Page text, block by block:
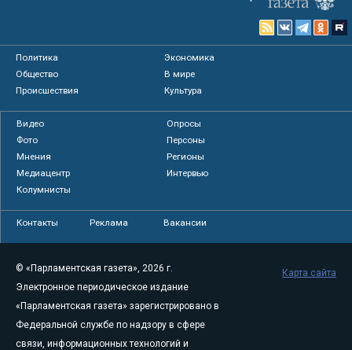
Политика
Экономика
Общество
В мире
Происшествия
Культура
Видео
Опросы
Фото
Персоны
Мнения
Регионы
Медиацентр
Интервью
Колумнисты
Контакты Реклама Вакансии
© «Парламентская газета», 2026 г.
Электронное периодическое издание
«Парламентская газета» зарегистрировано в
Федеральной службе по надзору в сфере
связи, информационных технологий и
Карта сайта